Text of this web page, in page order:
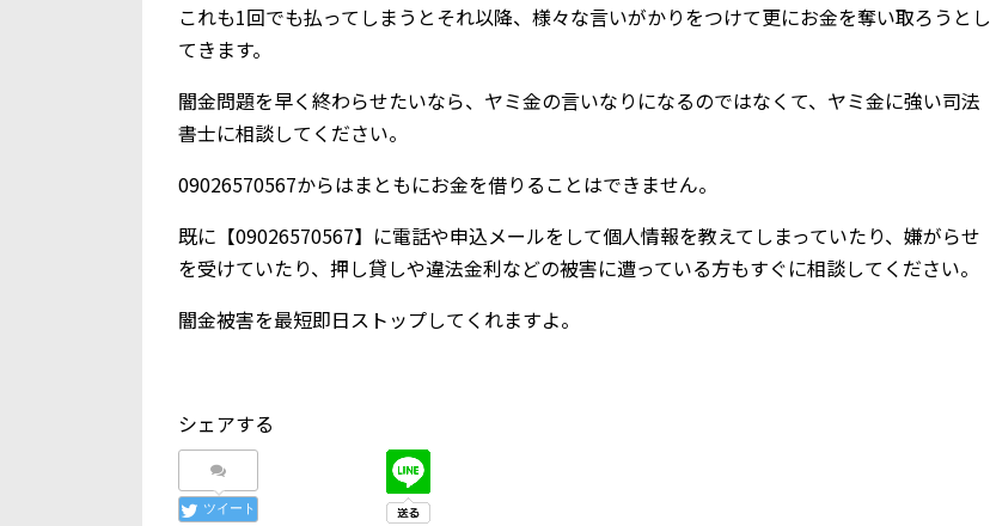
これも1回でも払ってしまうとそれ以降、様々な言いがかりをつけて更にお金を奪い取ろうとし
てきます。
闇金問題を早く終わらせたいなら、ヤミ金の言いなりになるのではなくて、ヤミ金に強い司法
書士に相談してください。
09026570567からはまともにお金を借りることはできません。
既に【09026570567】に電話や申込メールをして個人情報を教えてしまっていたり、嫌がらせ
を受けていたり、押し貸しや違法金利などの被害に遭っている方もすぐに相談してください。
闇金被害を最短即日ストップしてくれますよ。
シェアする
ツイート